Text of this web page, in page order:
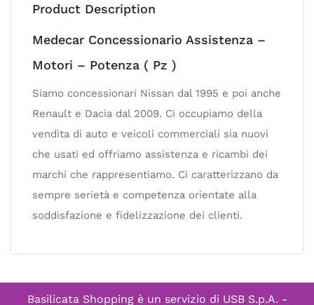
Product Description
Medecar Concessionario Assistenza –
Motori – Potenza ( Pz )
Siamo concessionari Nissan dal 1995 e poi anche
Renault e Dacia dal 2009. Ci occupiamo della
vendita di auto e veicoli commerciali sia nuovi
che usati ed offriamo assistenza e ricambi dei
marchi che rappresentiamo. Ci caratterizzano da
sempre serietà e competenza orientate alla
soddisfazione e fidelizzazione dei clienti.
Basilicata Shopping è un servizio di USB S.p.A. -